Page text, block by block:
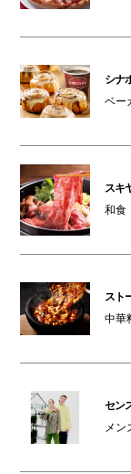
シナ
ベー
スキ
和食
スト
中華
セン
メン